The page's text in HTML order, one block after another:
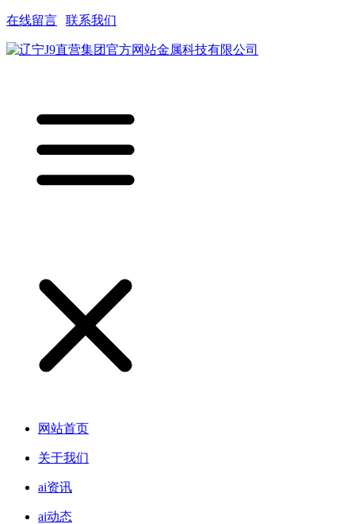
在线留言 联系我们
网站首页
关于我们
ai资讯
ai动态